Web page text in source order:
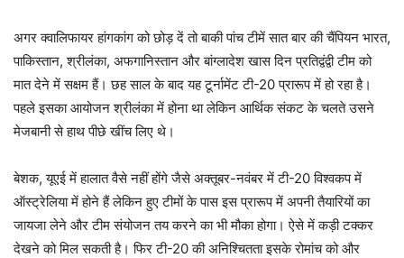
अगर क्वालिफायर हांगकांग को छोड़ दें तो बाकी पांच टीमें सात बार की चैंपियन भारत,
पाकिस्तान, श्रीलंका, अफगानिस्तान और बांग्लादेश खास दिन प्रतिद्वंद्वी टीम को
मात देने में सक्षम हैं। छह साल के बाद यह टूर्नामेंट टी-20 प्रारूप में हो रहा है।
पहले इसका आयोजन श्रीलंका में होना था लेकिन आर्थिक संकट के चलते उसने
मेजबानी से हाथ पीछे खींच लिए थे।
बेशक, यूएई में हालात वैसे नहीं होंगे जैसे अक्तूबर-नवंबर में टी-20 विश्वकप में
ऑस्ट्रेलिया में होने हैं लेकिन हुए टीमों के पास इस प्रारूप में अपनी तैयारियों का
जायजा लेने और टीम संयोजन तय करने का भी मौका होगा। ऐसे में कड़ी टक्कर
देखने को मिल सकती है। फिर टी-20 की अनिश्चितता इसके रोमांच को और